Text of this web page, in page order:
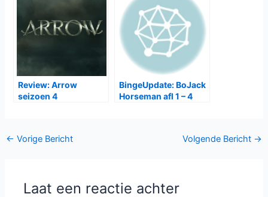
Review: Arrow
seizoen 4
BingeUpdate: BoJack
Horseman afl 1 – 4
Bericht
← Vorige Bericht Volgende Bericht →
Laat een reactie achter